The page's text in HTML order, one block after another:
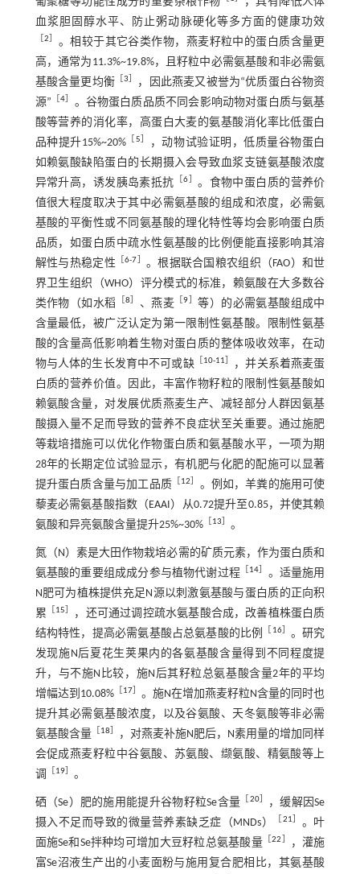
血浆胆固醇水平、防止粥动脉硬化等多方面的健康功效
［2
。相较于其它谷类作物，燕麦籽粒中的蛋白质含量更
高，通常为11.3%~19.8%，且籽粒中必需氨基酸和非必需氨
基酸含量更均衡［3
，因此燕麦又被誉为“优质蛋白谷物资
源” ［4
。谷物蛋白质品质不同会影响动物对蛋白质与氨基
酸等营养的消化率，高蛋白大麦的氨基酸消化率比低蛋白
品种提升15%~20%
5
，动物试验证明，低质量谷物蛋白
如赖氨酸缺陷蛋白的长期摄入会导致血浆支链氨基酸浓度
异常升高，诱发胰岛素抵抗 ［6
。食物中蛋白质的营养价
值很大程度取决于其中必需氨基酸的组成和浓度，必需氨
基酸的平衡性或不同氨基酸的理化特性等均会影响蛋白质
品质，如蛋白质中疏水性氨基酸的比例便能直接影响其溶
解性与热稳定性 ［6-7
。根据联合国粮农组织（FAO）和世
界卫生组织（WHO）评分模式的标准，赖氨酸在大多数谷
类作物（如水稻
8 、燕麦 ［9 ］等）的必需氨基酸组成中
含量最低，被广泛认定为第一限制性氨基酸。限制性氨基
酸的含量高低影响着生物对蛋白质的整体吸收效率，在动
物与人体的生长发育中不可或缺
10-11
，并关系着燕麦蛋
白质的营养价值。因此，丰富作物籽粒的限制性氨基酸如
赖氨酸含量，对发展优质燕麦生产、减轻部分人群因氨基
酸摄入量不足而导致的营养不良症状至关重要。通过施肥
等栽培措施可以优化作物蛋白质和氨基酸水平，一项为期
28年的长期定位试验显示，有机肥与化肥的配施可以显著
提升蛋白质含量与加工品质［ 12
。例如，羊粪的施用可使
藜麦必需氨基酸指数（EAAI）从0.72提升至0.85，并使其赖
氨酸和异亮氨酸含量提升25%~30%
13 。
氮（N）素是大田作物栽培必需的矿质元素，作为蛋白质和
氨基酸的重要组成成分参与植物代谢过程
14
。适量施用
N肥可为植株提供充足N源以刺激氨基酸与蛋白质的正向积
累
15
，还可通过调控疏水氨基酸合成，改善植株蛋白质
结构特性，提高必需氨基酸占总氨基酸的比例
16］ 。研究
发现施N后夏花生荚果内的各氨基酸含量得到不同程度提
升，与不施N比较，施N后其籽粒总氨基酸含量2年的平均
增幅达到10.08%
17］ 。施N在增加燕麦籽粒N含量的同时也
提升其必需氨基酸浓度，以及谷氨酸、天冬氨酸等非必需
氨基酸含量［ 18
，对燕麦补施N肥后，N素用量的增加同样
会促成燕麦籽粒中谷氨酸、苏氨酸、缬氨酸、精氨酸等上
调
19］ 。
硒（Se）肥的施用能提升谷物籽粒Se含量 20］
，缓解因Se
摄入不足而导致的微量营养素缺乏症（MNDs）
21
。叶
面施Se和Se拌种均可增加大豆籽粒总氨基酸量 ［22
，灌施
富Se沼液生产出的小麦面粉与施用复合肥相比，其氨基酸